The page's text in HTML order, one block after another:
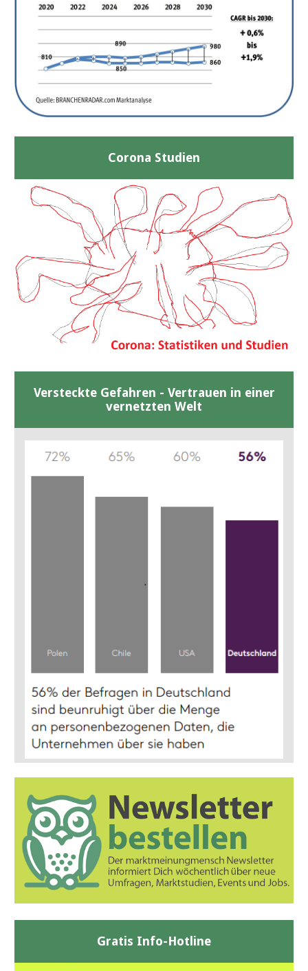
Corona Studien
Versteckte Gefahren - Vertrauen in einer
vernetzten Welt
Gratis Info-Hotline